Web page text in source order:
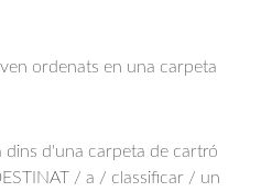
ordenats en una carpeta
d'una carpeta de cartró
/ a / classificar / un